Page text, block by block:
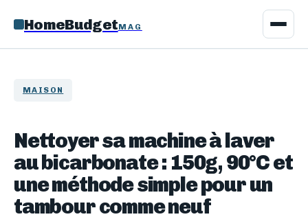
HomeBudgetMAG
MAISON
Nettoyer sa machine à laver
au bicarbonate : 150g, 90°C et
une méthode simple pour un
tambour comme neuf